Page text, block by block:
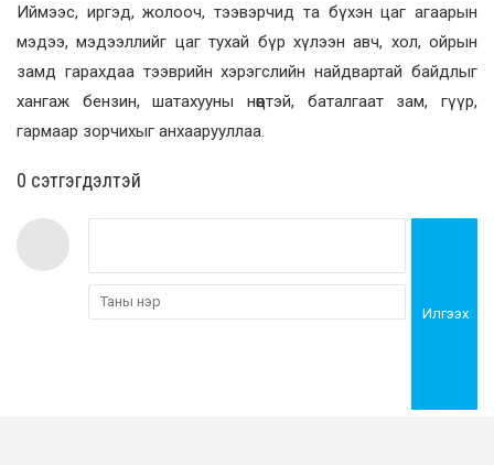
Иймээс, иргэд, жолооч, тээвэрчид та бүхэн цаг агаарын
мэдээ, мэдээллийг цаг тухай бүр хүлээн авч, хол, ойрын
замд гарахдаа тээврийн хэрэгслийн найдвартай байдлыг
хангаж бензин, шатахууны нөөцтэй, баталгаат зам, гүүр,
гармаар зорчихыг анхаарууллаа.
0 cэтгэгдэлтэй
Илгээх